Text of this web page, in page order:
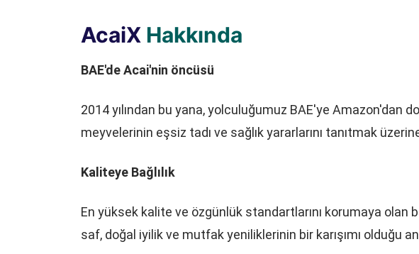
AcaiX Hakkında
BAE'de Acai'nin öncüsü
2014 yılından bu yana, yolculuğumuz BAE'ye Amazon'dan
meyvelerinin eşsiz tadı ve sağlık yararlarını tanıtmak
Kaliteye Bağlılık
En yüksek kalite ve özgünlük standartlarını korumaya olan
saf, doğal iyilik ve mutfak yeniliklerinin bir karışımı olduğu